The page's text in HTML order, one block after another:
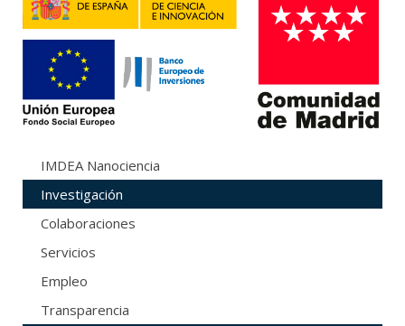
IMDEA Nanociencia
Investigación
Colaboraciones
Servicios
Empleo
Transparencia